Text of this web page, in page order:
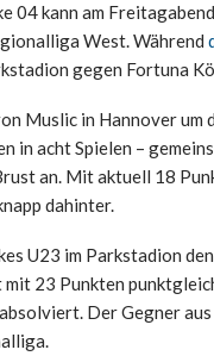
04 kann am
West. Während
gegen Fortuna
Muslic in Hannover
in acht Spielen –
an. Mit aktuell 18
dahinter.
U23 im Parkstadion
23 Punkten
Der Gegner